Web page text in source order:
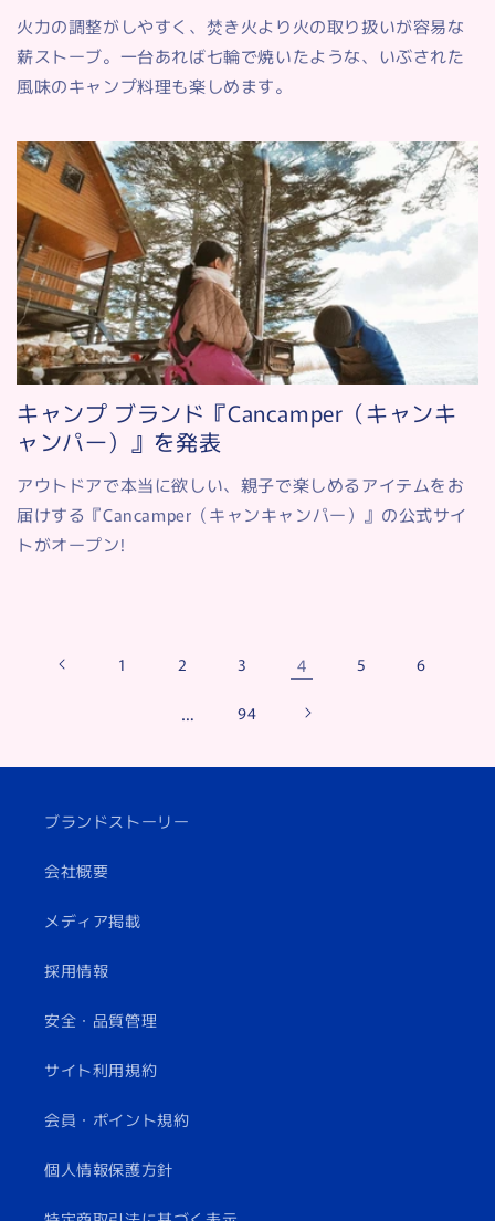
火力の調整がしやすく、焚き火より火の取り扱いが容易な
薪ストーブ。一台あれば七輪で焼いたような、いぶされた
風味のキャンプ料理も楽しめます。
キャンプ ブランド『Cancamper（キャンキ
ャンパー）』を発表
アウトドアで本当に欲しい、親子で楽しめるアイテムをお
届けする『Cancamper（キャンキャンパー）』の公式サイ
トがオープン!
1 2 3 4 5 6
… 94
ブランドストーリー
会社概要
メディア掲載
採用情報
安全・品質管理
サイト利用規約
会員・ポイント規約
個人情報保護方針